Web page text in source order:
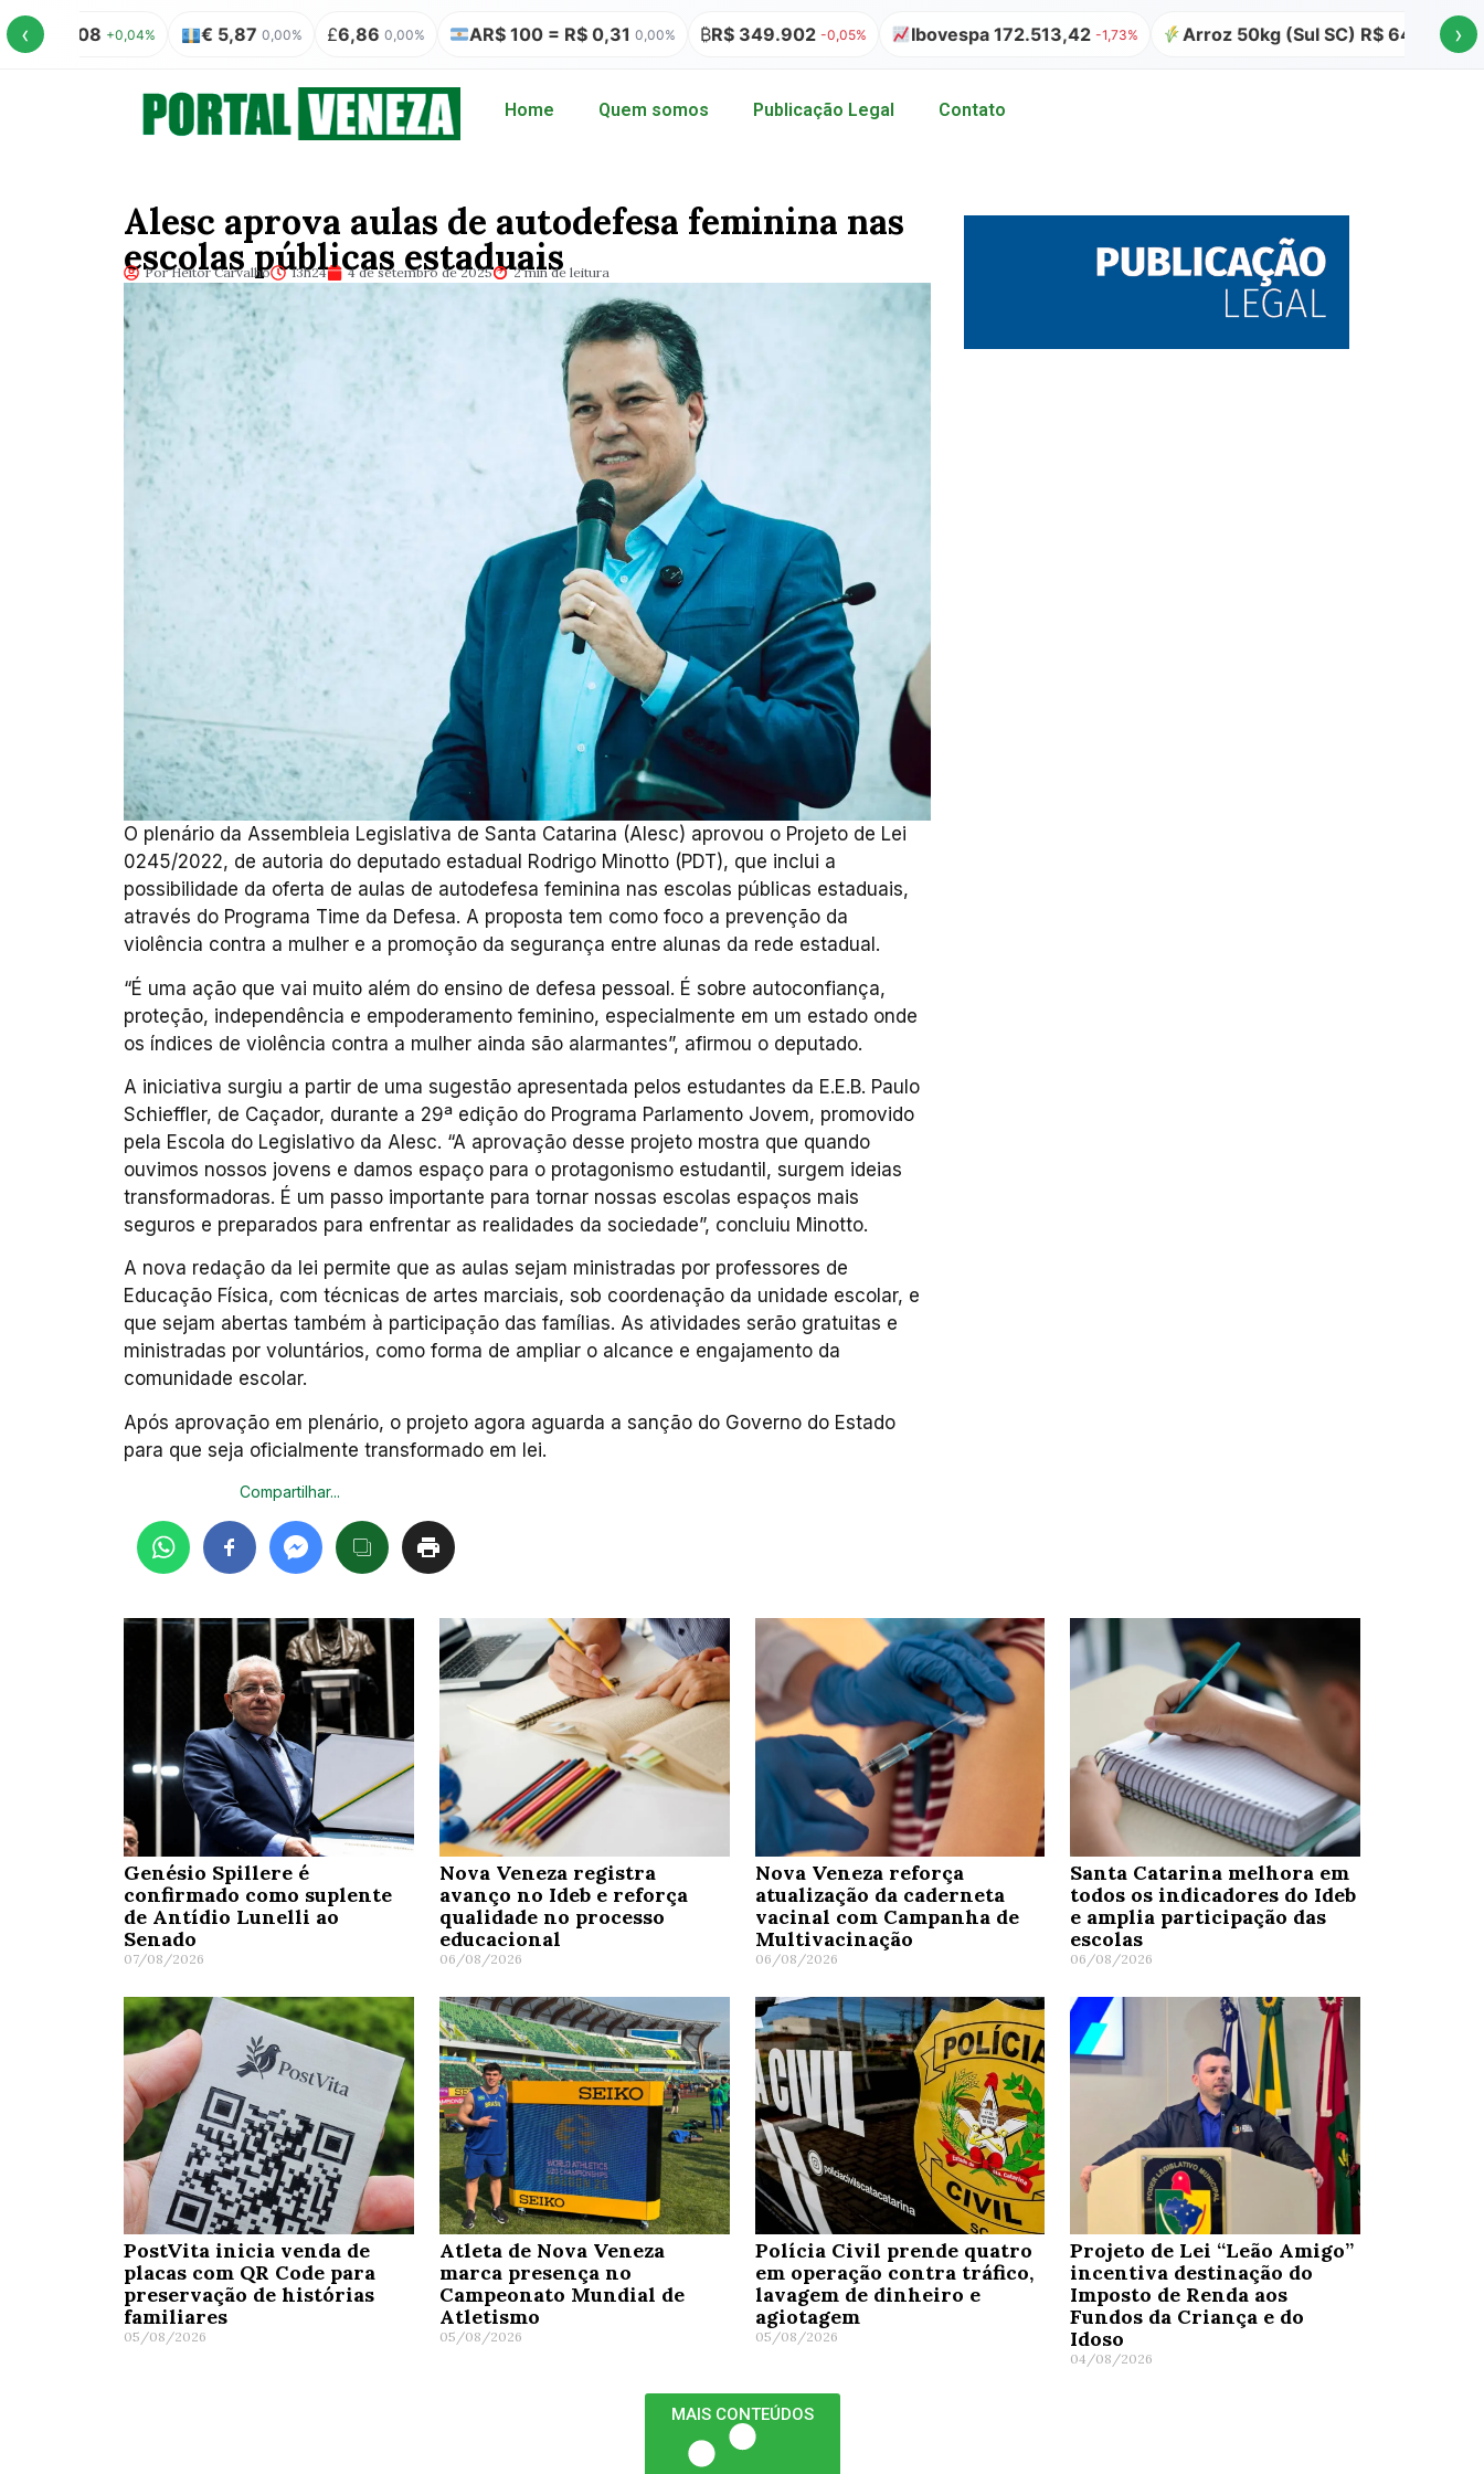
‹
5,08 +0,04% € 5,87 0,00% £6,86 0,00% AR$ 100 = R$ 0,31 0,00% ₿R$ 349.902 -0,05% Ibovespa 172.513,42 -1,73% Arroz 50kg (Sul SC) R$ 64,00 ›
Home Quem somos Publicação Legal Contato
Alesc aprova aulas de autodefesa feminina nas
escolas públicas estaduais
Por Heitor Carvalho 13h24 4 de setembro de 2025 2 min de leitura
O plenário da Assembleia Legislativa de Santa Catarina (Alesc) aprovou o Projeto de Lei
0245/2022, de autoria do deputado estadual Rodrigo Minotto (PDT), que inclui a
possibilidade da oferta de aulas de autodefesa feminina nas escolas públicas estaduais,
através do Programa Time da Defesa. A proposta tem como foco a prevenção da
violência contra a mulher e a promoção da segurança entre alunas da rede estadual.
“É uma ação que vai muito além do ensino de defesa pessoal. É sobre autoconfiança,
proteção, independência e empoderamento feminino, especialmente em um estado onde
os índices de violência contra a mulher ainda são alarmantes”, afirmou o deputado.
A iniciativa surgiu a partir de uma sugestão apresentada pelos estudantes da E.E.B. Paulo
Schieffler, de Caçador, durante a 29ª edição do Programa Parlamento Jovem, promovido
pela Escola do Legislativo da Alesc. “A aprovação desse projeto mostra que quando
ouvimos nossos jovens e damos espaço para o protagonismo estudantil, surgem ideias
transformadoras. É um passo importante para tornar nossas escolas espaços mais
seguros e preparados para enfrentar as realidades da sociedade”, concluiu Minotto.
A nova redação da lei permite que as aulas sejam ministradas por professores de
Educação Física, com técnicas de artes marciais, sob coordenação da unidade escolar, e
que sejam abertas também à participação das famílias. As atividades serão gratuitas e
ministradas por voluntários, como forma de ampliar o alcance e engajamento da
comunidade escolar.
Após aprovação em plenário, o projeto agora aguarda a sanção do Governo do Estado
para que seja oficialmente transformado em lei.
Compartilhar...
Genésio Spillere é
confirmado como suplente
de Antídio Lunelli ao
Senado
07/08/2026
Nova Veneza registra
avanço no Ideb e reforça
qualidade no processo
educacional
06/08/2026
Nova Veneza reforça
atualização da caderneta
vacinal com Campanha de
Multivacinação
06/08/2026
Santa Catarina melhora em
todos os indicadores do Ideb
e amplia participação das
escolas
06/08/2026
PostVita inicia venda de
placas com QR Code para
preservação de histórias
familiares
05/08/2026
Atleta de Nova Veneza
marca presença no
Campeonato Mundial de
Atletismo
05/08/2026
Polícia Civil prende quatro
em operação contra tráfico,
lavagem de dinheiro e
agiotagem
05/08/2026
Projeto de Lei “Leão Amigo”
incentiva destinação do
Imposto de Renda aos
Fundos da Criança e do
Idoso
04/08/2026
MAIS CONTEÚDOS